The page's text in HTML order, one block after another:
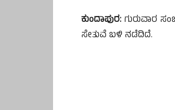
ಕುಂದಾಪುರ: ಗುರುವಾರ
ಸೇತುವೆ ಬಳಿ ನಡೆದಿದೆ.